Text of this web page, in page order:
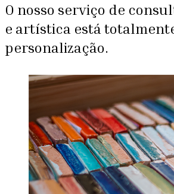
O nosso serviço de
e artística está
personalização.